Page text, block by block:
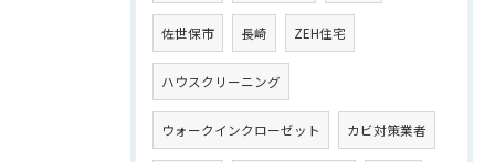
佐世保市 長崎 ZEH住宅
ハウスクリーニング
ウォークインクローゼット カビ対策業者